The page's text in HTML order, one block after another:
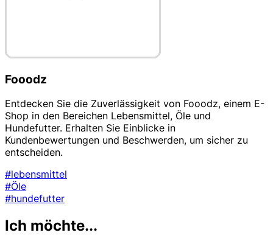
Fooodz
Entdecken Sie die Zuverlässigkeit von Fooodz, einem E-
Shop in den Bereichen Lebensmittel, Öle und
Hundefutter. Erhalten Sie Einblicke in
Kundenbewertungen und Beschwerden, um sicher zu
entscheiden.
#lebensmittel
#Öle
#hundefutter
Ich möchte...